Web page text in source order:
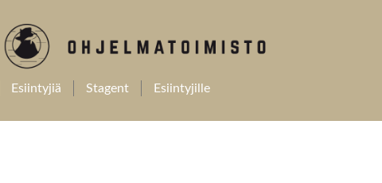
Esiintyjiä Stagent Esiintyjille